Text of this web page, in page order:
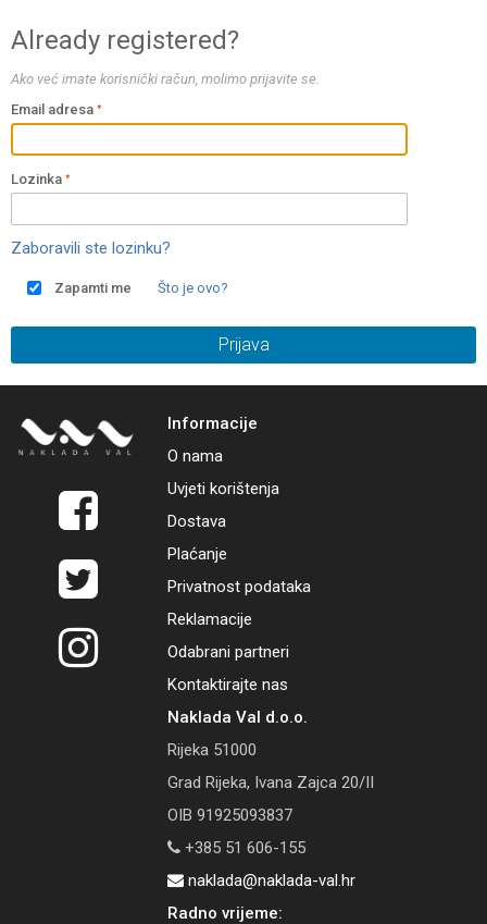
Already registered?
Ako već imate korisnički račun, molimo prijavite se.
Email adresa
Lozinka
Zaboravili ste lozinku?
Zapamti me Što je ovo?
Prijava
Informacije
O nama
Uvjeti korištenja
Dostava
Plaćanje
Privatnost podataka
Reklamacije
Odabrani partneri
Kontaktirajte nas
Naklada Val d.o.o.
Rijeka 51000
Grad Rijeka, Ivana Zajca 20/II
OIB 91925093837
+385 51 606-155
naklada@naklada-val.hr
Radno vrijeme: